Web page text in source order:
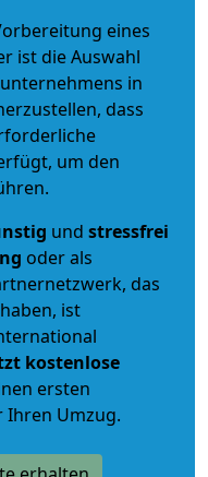
eines
ist die Auswahl
in
dass
um den
und stressfrei
oder als
das
ist
kostenlose
ersten
Ihren Umzug.